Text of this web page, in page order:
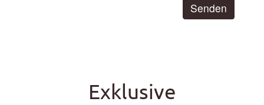
Senden
Exklusive